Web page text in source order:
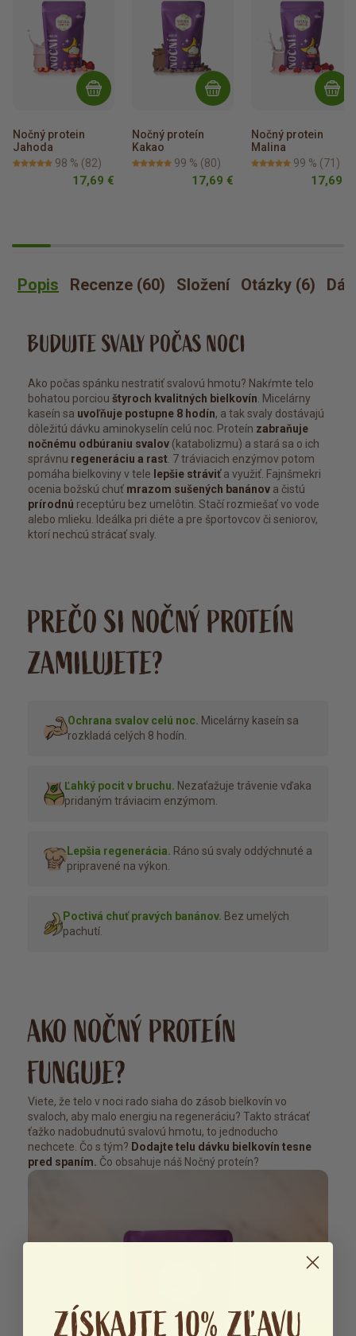
Nočný protein
Jahoda
98 % (82)
17,69 €
Nočný proteín
Kakao
99 % (80)
17,69 €
Nočný protein
Malina
99 % (71)
17,69 €
Popis Recenze (60) Složení Otázky (6)
BUDUJTE SVALY POČAS NOCI
Ako počas spánku nestratiť svalovú hmotu? Nakŕmte telo
bohatou porciou štyroch kvalitných bielkovín . Micelárny
kaseín sa uvoľňuje postupne 8 hodín, a tak svaly dostávajú
dôležitú dávku aminokyselín celú noc. Proteín zabraňuje
nočnému odbúraniu svalov (katabolizmu) a stará sa o ich
správnu regeneráciu a rast . 7 tráviacich enzýmov potom
pomáha bielkoviny v tele lepšie stráviťa využiť. Fajnšmekri
ocenia božskú chuť mrazom sušených banánov a čistú
prírodnú receptúru bez umelôtin. Stačí rozmiešať vo vode
alebo mlieku. Ideálka pri diéte a pre športovcov či seniorov,
ktorí nechcú strácať svaly.
PREČO SI NOČNÝ PROTEÍN
ZAMILUJETE?
Ochrana svalov celú noc. Micelárny kaseín sa
rozkladá celých 8 hodín.
Ľahký pocit v bruchu. Nezaťažuje trávenie vďaka
pridaným tráviacim enzýmom.
Lepšia regenerácia. Ráno sú svaly oddýchnuté a
pripravené na výkon.
Poctivá chuť pravých banánov. Bez umelých
pachutí.
AKO NOČNÝ PROTEÍN
FUNGUJE?
Viete, že telo v noci rado siaha do zásob bielkovín vo
svaloch, aby malo energiu na regeneráciu? Takto strácať
ťažko nadobudnutú svalovú hmotu, to jednoducho
nechcete. Čo s tým? Dodajte telu dávku bielkovín tesne
pred spaním. Čo obsahuje náš Nočný proteín?
ZÍSKAJTE 10% ZĽAVU